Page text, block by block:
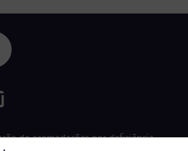
de acomodações por deficiência